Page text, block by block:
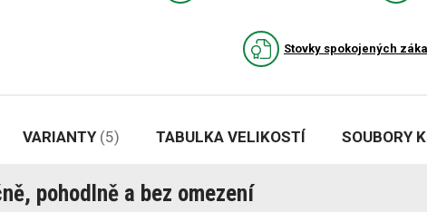
Stovky spokojených
VARIANTY (5) TABULKA VELIKOSTÍ SOUBORY
pohodlně a bez omezení